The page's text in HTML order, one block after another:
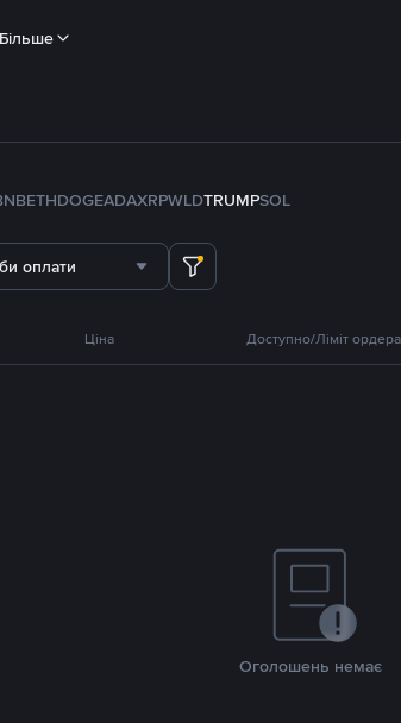
Більше
ETHDOGEADAXRPWLDTRUMPSOL
оплати
Ціна Доступно/Ліміт ордера
Оголошень немає